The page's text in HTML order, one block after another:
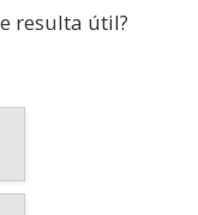
resulta útil?